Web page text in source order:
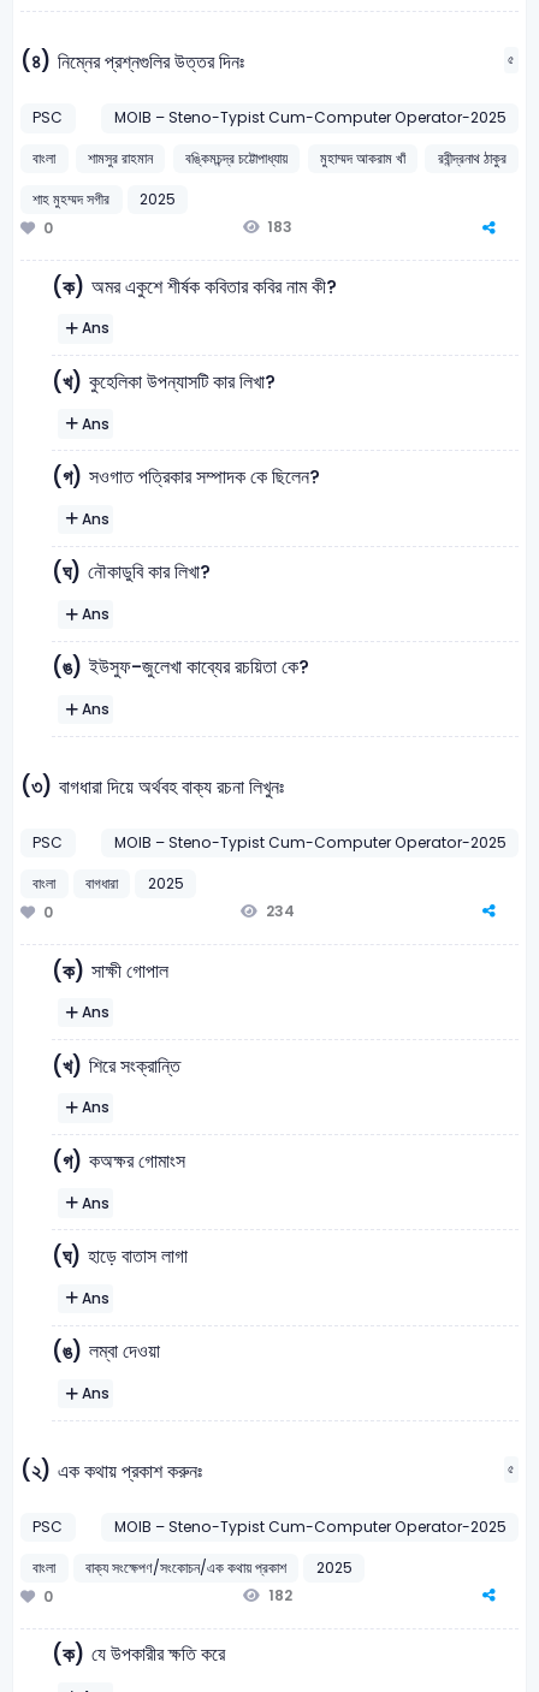
(৪) নিম্নের প্রশ্নগুলির উত্তর দিনঃ ৫
PSC
MOIB – Steno-Typist Cum-Computer Operator-2025
বাংলা
শামসুর রাহমান বঙ্কিমচন্দ্র চট্টোপাধ্যায় মুহাম্মদ আকরাম খাঁ
রবীন্দ্রনাথ ঠাকুর
শাহ মুহম্মদ সগীর
2025
0
183
(ক) অমর একুশে শীর্ষক কবিতার কবির নাম কী?
Ans
(খ) কুহেলিকা উপন্যাসটি কার লিখা?
Ans
(গ) সওগাত পত্রিকার সম্পাদক কে ছিলেন?
Ans
(ঘ) নৌকাডুবি কার লিখা?
Ans
(ঙ) ইউসুফ-জুলেখা কাব্যের রচয়িতা কে?
Ans
(৩) বাগধারা দিয়ে অর্থবহ বাক্য রচনা লিখুনঃ
PSC
MOIB – Steno-Typist Cum-Computer Operator-2025
বাংলা
বাগধারা
2025
0
234
(ক) সাক্ষী গোপাল
Ans
(খ) শিরে সংক্রান্তি
Ans
(গ) কঅক্ষর গোমাংস
Ans
(ঘ) হাড়ে বাতাস লাগা
Ans
(ঙ) লম্বা দেওয়া
Ans
(২) এক কথায় প্রকাশ করুনঃ ৫
PSC
MOIB – Steno-Typist Cum-Computer Operator-2025
বাংলা
বাক্য সংক্ষেপণ/সংকোচন/এক কথায় প্রকাশ
2025
0
182
(ক) যে উপকারীর ক্ষতি করে